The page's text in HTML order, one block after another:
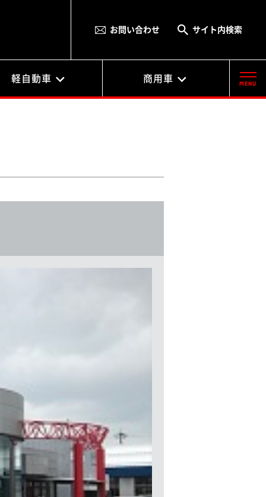
お問い合わせ サイト内検索
軽自動車 商用車